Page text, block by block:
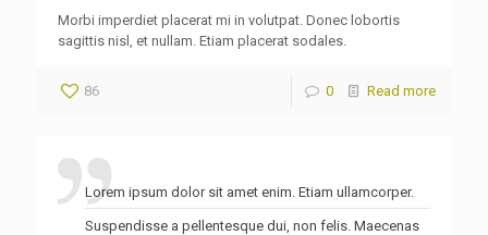
Morbi imperdiet placerat mi in volutpat. Donec lobortis
sagittis nisl, et nullam. Etiam placerat sodales.
86 0 Read more
Lorem ipsum dolor sit amet enim. Etiam ullamcorper.
Suspendisse a pellentesque dui, non felis. Maecenas